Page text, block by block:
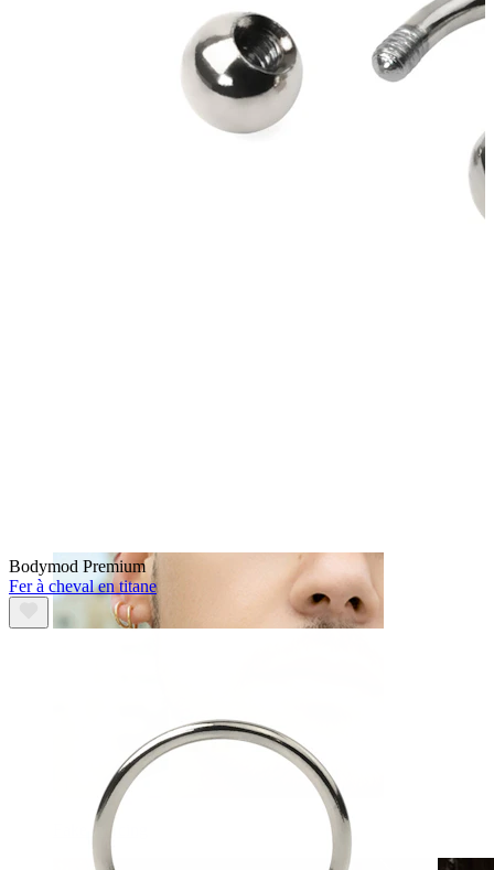
Fake piercing
Bodymod Premium
Fer à cheval en titane